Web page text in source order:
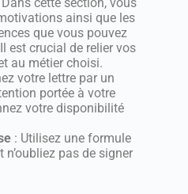
Dans cette section, vous
ainsi que les
que vous pouvez
est crucial de relier vos
au métier choisi.
votre lettre par un
portée à votre
votre disponibilité
: Utilisez une formule
pas de signer